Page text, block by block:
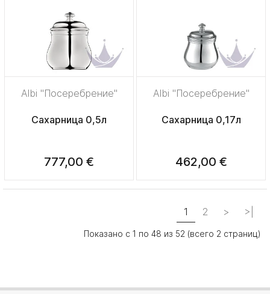
Albi "Посеребрение"
Сахарница 0,5л
777,00 €
Albi "Посеребрение"
Сахарница 0,17л
462,00 €
1 2 > >|
Показано с 1 по 48 из 52 (всего 2 страниц)